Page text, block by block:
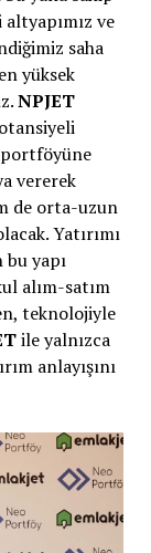
ve
saha
yüksek
NPJET
vererek
de orta-uzun
Yatırımı
yapı
alım-satım
teknolojiyle
ile yalnızca
anlayışını